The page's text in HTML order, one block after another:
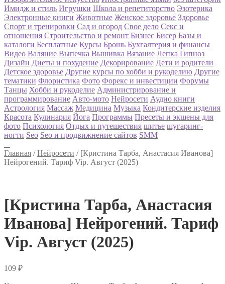
Имидж и стиль Игрушки Школа и репетиторство Эзотерика
Электронные книги Животные Женское здоровье Здоровье
Спорт и тренировки Сад и огород Свое дело Секс и
отношения Строительство и ремонт Бизнес Бисер Базы и
каталоги Бесплатные Курсы Брошь Бухгалтерия и финансы
Видео Валяние Выпечка Вышивка Вязание Лепка Гипноз
Дизайн Диеты и похудение Декорирование Дети и родители
Детское здоровье Другие курсы по хобби и рукоделию Другие
тематики Флористика Фото Форекс и инвестиции Форумы
Танцы Хобби и рукоделие Администрирование и
программирование Авто-мото Нейросети Аудио книги
Астрология Массаж Медицина Музыка Кондитерские изделия
Красота Кулинария Йога Программы Пресеты и экшены для
фото Психология Отдых и путешествия шитье шугаринг-
ногти Seo Seo и продвижнение сайтов SMM
Главная /Нейросети / [Кристина Тарба, Анастасия Иванова]
Нейрогений. Тариф Vip. Август (2025)
[Кристина Тарба, Анастасия
Иванова] Нейрогений. Тариф
Vip. Август (2025)
109 ₽